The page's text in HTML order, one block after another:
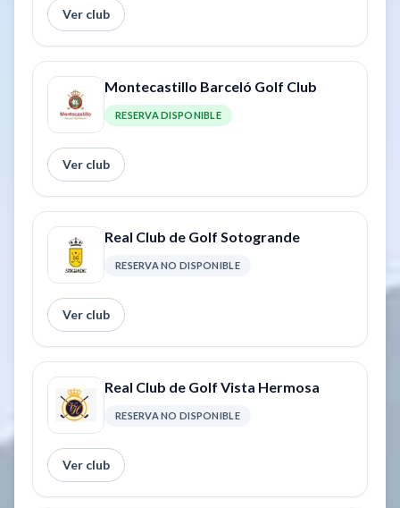
Ver club
Montecastillo Barceló Golf Club
RESERVA DISPONIBLE
Ver club
Real Club de Golf Sotogrande
RESERVA NO DISPONIBLE
Ver club
Real Club de Golf Vista Hermosa
RESERVA NO DISPONIBLE
Ver club